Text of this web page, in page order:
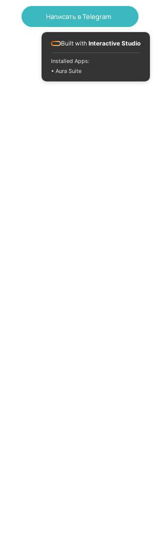
Написать в Telegram
Built with Interactive Studio
Installed Apps:
• Aura Suite